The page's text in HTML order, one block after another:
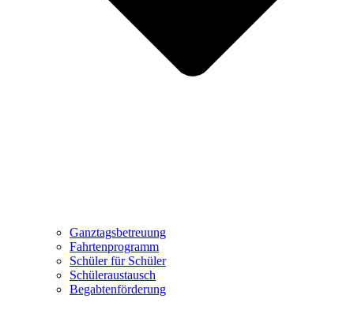
Ganztagsbetreuung
Fahrtenprogramm
Schüler für Schüler
Schüleraustausch
Begabtenförderung